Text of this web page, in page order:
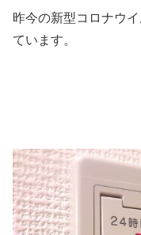
昨今の新型コロナウ
ています。